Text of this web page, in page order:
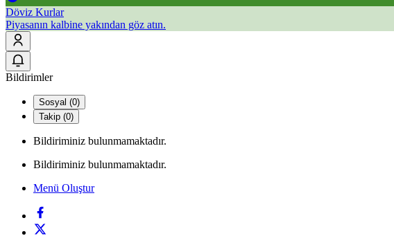
Döviz Kurlar
Piyasanın kalbine yakından göz atın.
Bildirimler
Sosyal (0)
Takip (0)
Bildiriminiz bulunmamaktadır.
Bildiriminiz bulunmamaktadır.
Menü Oluştur